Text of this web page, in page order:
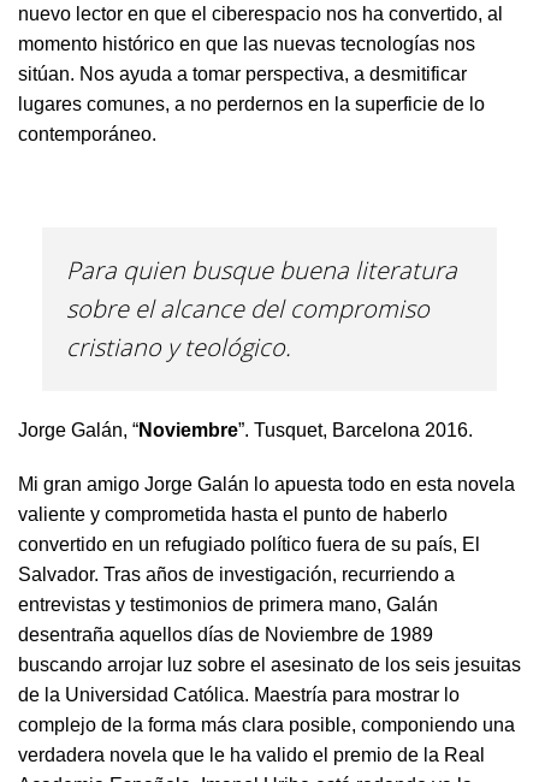
nuevo lector en que el ciberespacio nos ha convertido, al
momento histórico en que las nuevas tecnologías nos
sitúan. Nos ayuda a tomar perspectiva, a desmitificar
lugares comunes, a no perdernos en la superficie de lo
contemporáneo.
Para quien busque buena literatura
sobre el alcance del compromiso
cristiano y teológico.
Jorge Galán, “Noviembre”. Tusquet, Barcelona 2016.
Mi gran amigo Jorge Galán lo apuesta todo en esta novela
valiente y comprometida hasta el punto de haberlo
convertido en un refugiado político fuera de su país, El
Salvador. Tras años de investigación, recurriendo a
entrevistas y testimonios de primera mano, Galán
desentraña aquellos días de Noviembre de 1989
buscando arrojar luz sobre el asesinato de los seis jesuitas
de la Universidad Católica. Maestría para mostrar lo
complejo de la forma más clara posible, componiendo una
verdadera novela que le ha valido el premio de la Real